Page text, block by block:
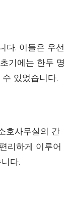
다. 이들은 우선
기에는 한두 명
있었습니다.
호사무실의 간
리하게 이루어
다.